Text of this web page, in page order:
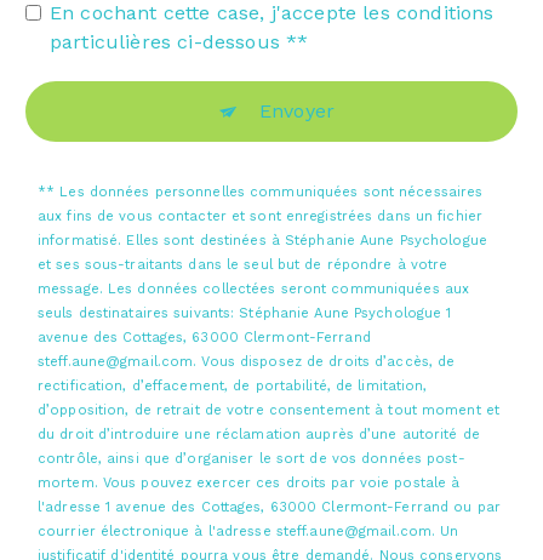
En cochant cette case, j'accepte les conditions
particulières ci-dessous **
Envoyer
** Les données personnelles communiquées sont nécessaires
aux fins de vous contacter et sont enregistrées dans un fichier
informatisé. Elles sont destinées à Stéphanie Aune Psychologue
et ses sous-traitants dans le seul but de répondre à votre
message. Les données collectées seront communiquées aux
seuls destinataires suivants: Stéphanie Aune Psychologue 1
avenue des Cottages, 63000 Clermont-Ferrand
steff.aune@gmail.com. Vous disposez de droits d’accès, de
rectification, d’effacement, de portabilité, de limitation,
d’opposition, de retrait de votre consentement à tout moment et
du droit d’introduire une réclamation auprès d’une autorité de
contrôle, ainsi que d’organiser le sort de vos données post-
mortem. Vous pouvez exercer ces droits par voie postale à
l'adresse 1 avenue des Cottages, 63000 Clermont-Ferrand ou par
courrier électronique à l'adresse steff.aune@gmail.com. Un
justificatif d'identité pourra vous être demandé. Nous conservons